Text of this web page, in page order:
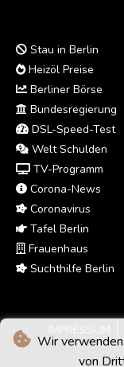
Wir
von
Stau in Berlin
Heizöl Preise
Berliner Börse
Bundesregierung
DSL-Speed-Test
Welt Schulden
TV-Programm
Corona-News
Coronavirus
Tafel Berlin
Frauenhaus
Suchthilfe Berlin
IMPRESSUM